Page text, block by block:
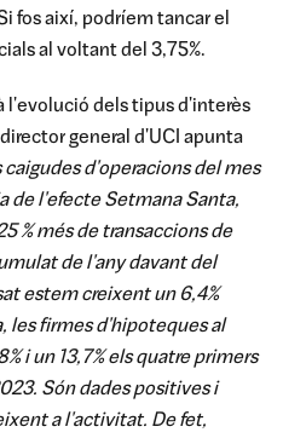
fos així, podríem tancar el
al voltant del 3,75%.
l'evolució dels tipus d'interès
general d'UCI apunta
caigudes d'operacions del mes
de l'efecte Setmana Santa,
% més de transaccions de
de l'any davant del
estem creixent un 6,4%
les firmes d'hipoteques al
i un 13,7% els quatre primers
Són dades positives i
a l'activitat. De fet,